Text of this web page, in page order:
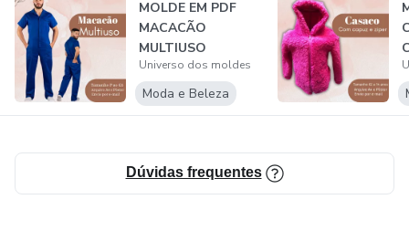
MOLDE EM PDF
MACACÃO
MULTIUSO
Universo dos moldes
Moda e Beleza
Dúvidas frequentes